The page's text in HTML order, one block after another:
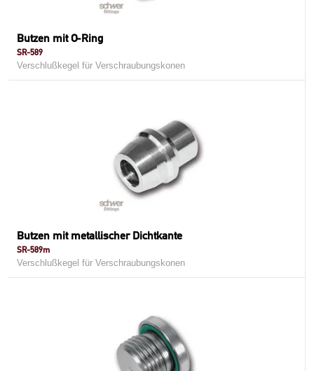
Butzen mit O-Ring
SR-589
Verschlußkegel für Verschraubungskonen
Butzen mit metallischer Dichtkante
SR-589m
Verschlußkegel für Verschraubungskonen